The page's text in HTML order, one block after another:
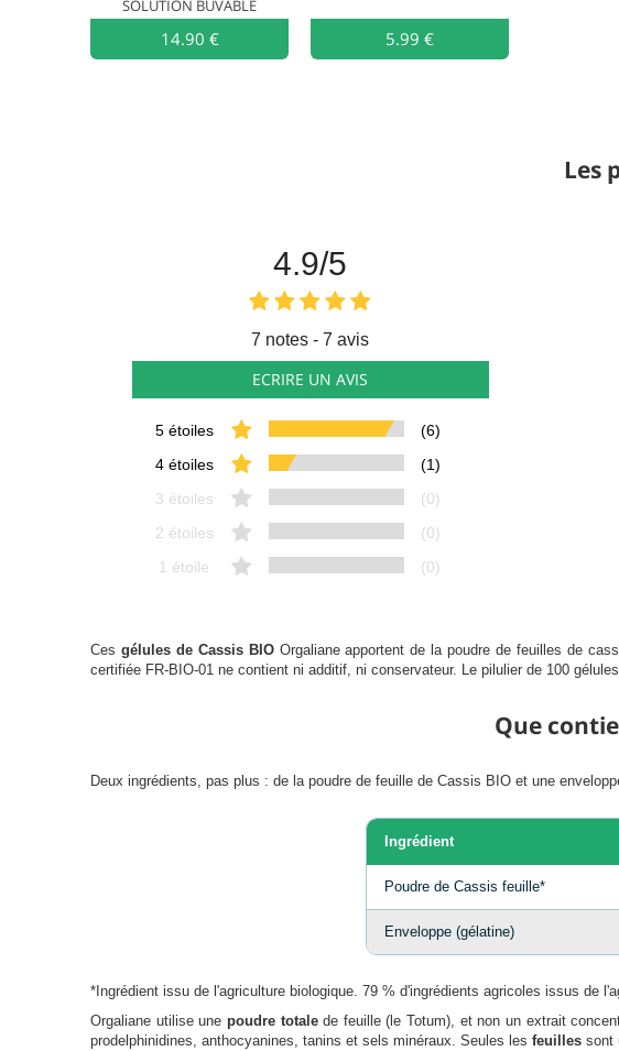
SOLUTION BUVABLE
14.90 € Ajouter au5.99 €
Les
4.9/5
7 notes - 7 avis
ECRIRE UN AVIS
5 étoiles
(6)
4 étoiles
(1)
3 étoiles
(0)
2 étoiles
(0)
1 étoile
(0)
Ces gélules de Cassis BIOOrgaliane apportent de la poudre de feuilles de
certifiée FR-BIO-01 ne contient ni additif, ni conservateur. Le pilulier de 100
Que
Deux ingrédients, pas plus : de la poudre de feuille de Cassis BIO et une
Ingrédient
Poudre de Cassis feuille*
Enveloppe (gélatine)
*Ingrédient issu de l'agriculture biologique. 79 % d'ingrédients agricoles issus de
Orgaliane utilise une poudre totalede feuille (le Totum), et non un extrait
prodelphinidines, anthocyanines, tanins et sels minéraux. Seules les feuilles sont